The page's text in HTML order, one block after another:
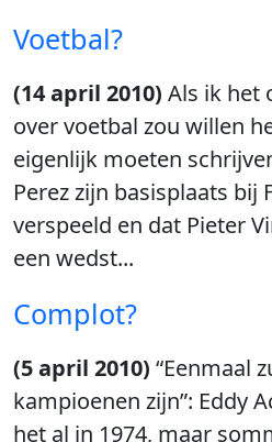
Voetbal?
(14 april 2010) Als ik het
over voetbal zou willen
eigenlijk moeten
Perez zijn basisplaats bij
verspeeld en dat Pieter
een wedst...
Complot?
(5 april 2010) “Eenmaal
kampioenen zijn”: Eddy
het al in 1974, maar